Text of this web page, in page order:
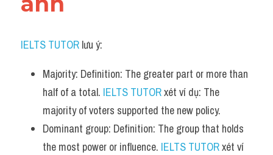
IELTS TUTOR lưu ý:
Majority: Definition: The greater part or more than
half of a total. IELTS TUTOR xét ví dụ: The
majority of voters supported the new policy.
Dominant group: Definition: The group that holds
the most power or influence. IELTS TUTOR xét ví